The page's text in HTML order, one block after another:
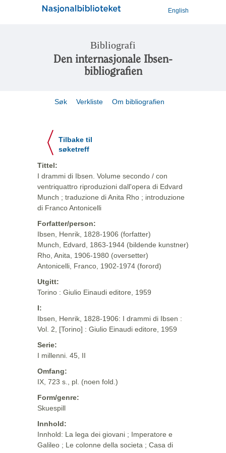
English
Bibliografi
Den internasjonale Ibsen-
bibliografien
Søk Verkliste Om bibliografien
Tilbake til
søketreff
Tittel:
I drammi di Ibsen. Volume secondo / con
ventriquattro riproduzioni dall'opera di Edvard
Munch ; traduzione di Anita Rho ; introduzione
di Franco Antonicelli
Forfatter/person:
Ibsen, Henrik, 1828-1906 (forfatter)
Munch, Edvard, 1863-1944 (bildende kunstner)
Rho, Anita, 1906-1980 (oversetter)
Antonicelli, Franco, 1902-1974 (forord)
Utgitt:
Torino : Giulio Einaudi editore, 1959
I:
Ibsen, Henrik, 1828-1906: I drammi di Ibsen :
Vol. 2, [Torino] : Giulio Einaudi editore, 1959
Serie:
I millenni. 45, II
Omfang:
IX, 723 s., pl. (noen fold.)
Form/genre:
Skuespill
Innhold:
Innhold: La lega dei giovani ; Imperatore e
Galileo ; Le colonne della societa ; Casa di